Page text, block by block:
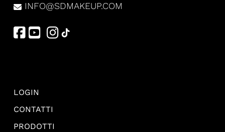
INFO@SDMAKEUP.COM
LOGIN
CONTATTI
PRODOTTI